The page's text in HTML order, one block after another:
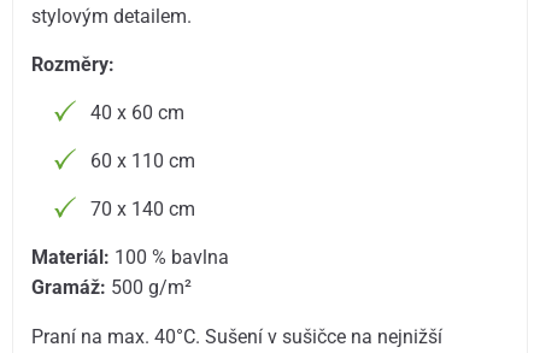
stylovým detailem.
Rozměry:
40 x 60 cm
60 x 110 cm
70 x 140 cm
Materiál: 100 % bavlna
Gramáž: 500 g/m²
Praní na max. 40°C. Sušení v sušičce na nejnižší